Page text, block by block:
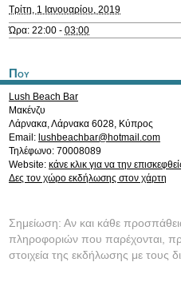
Τρίτη, 1 Ιανουαρίου, 2019
Ώρα: 22:00 - 03:00
Που
Lush Beach Bar
Μακένζυ
Λάρνακα,Λάρνακα 6028, Κύπρος
Email: lushbeachbar@hotmail.com
Τηλέφωνο: 70008089
Website: κάνε κλικ για να την
Δες τον χώρο εκδήλωσης στον χάρτη
Σημείωση: Αν και κάθε προσπάθεια
πληροφοριών που παρέχονται,
στοιχεία της εκδήλωσης με τους